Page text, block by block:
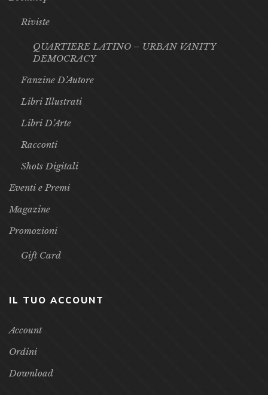
Riviste
QUARTIERE LATINO – URBAN VANITY
DEMOCRACY
Fanzine D’Autore
Libri Illustrati
Libri D’Arte
Racconti
Shots Digitali
Eventi e Premi
Magazine
Promozioni
Gift Card
IL TUO ACCOUNT
Account
Ordini
Download